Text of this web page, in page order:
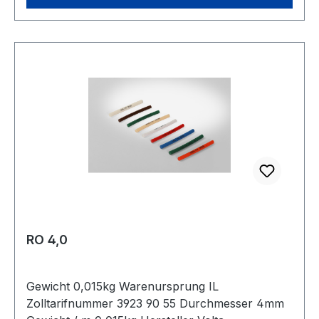
RO 4,0
Gewicht 0,015kg Warenursprung IL
Zolltarifnummer 3923 90 55 Durchmesser 4mm